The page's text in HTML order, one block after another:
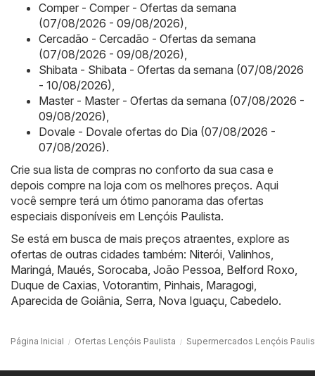
Comper - Comper - Ofertas da semana
(07/08/2026 - 09/08/2026),
Cercadão - Cercadão - Ofertas da semana
(07/08/2026 - 09/08/2026),
Shibata - Shibata - Ofertas da semana (07/08/2026
- 10/08/2026),
Master - Master - Ofertas da semana (07/08/2026 -
09/08/2026),
Dovale - Dovale ofertas do Dia (07/08/2026 -
07/08/2026).
Crie sua lista de compras no conforto da sua casa e
depois compre na loja com os melhores preços. Aqui
você sempre terá um ótimo panorama das ofertas
especiais disponíveis em Lençóis Paulista.
Se está em busca de mais preços atraentes, explore as
ofertas de outras cidades também: Niterói, Valinhos,
Maringá, Maués, Sorocaba, João Pessoa, Belford Roxo,
Duque de Caxias, Votorantim, Pinhais, Maragogi,
Aparecida de Goiânia, Serra, Nova Iguaçu, Cabedelo.
Página Inicial Ofertas Lençóis Paulista Supermercados Lençóis